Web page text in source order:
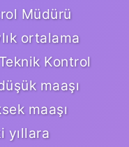
Müdürü
ortalama
Kontrol
maaşı
maaşı
yıllara